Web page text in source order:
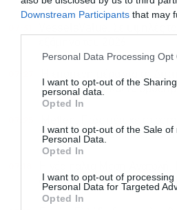
Downstream Participants that may
Personal Data Processing Opt
I want to opt-out of the
personal data.
Opted In
I want to opt-out of the Sale of
Personal Data.
Opted In
I want to opt-out of processing
Personal Data for Targeted
Opted In
προωθούνται και το
“παρένθεση” του 2025, τα
ανατροπή